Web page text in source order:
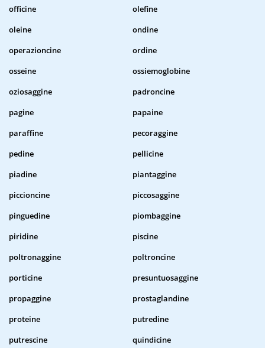
officine
olefine
oleine
ondine
operazioncine
ordine
osseine
ossiemoglobine
oziosaggine
padroncine
pagine
papaine
paraffine
pecoraggine
pedine
pellicine
piadine
piantaggine
piccioncine
piccosaggine
pinguedine
piombaggine
piridine
piscine
poltronaggine
poltroncine
porticine
presuntuosaggine
propaggine
prostaglandine
proteine
putredine
putrescine
quindicine